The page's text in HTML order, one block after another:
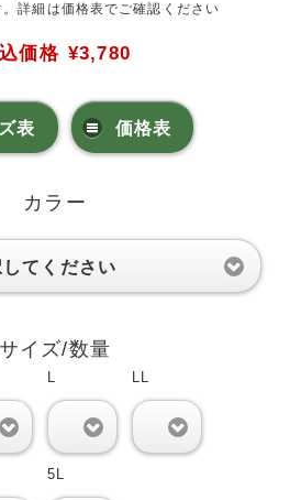
詳細は価格表でご確認ください
価格 ¥3,780
表 価格表
カラー
てください
サイズ/数量
L LL
5L